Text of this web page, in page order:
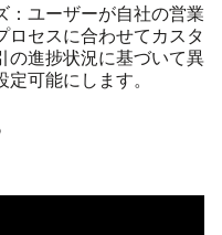
：ユーザーが自社の営業
ロセスに合わせてカスタ
の進捗状況に基づいて異
可能にします。